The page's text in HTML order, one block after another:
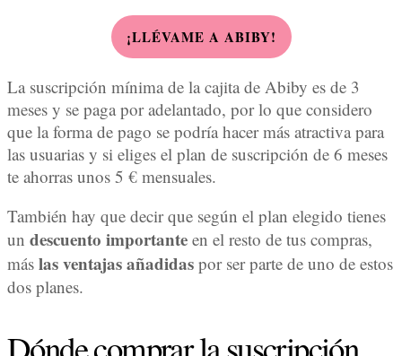
¡LLÉVAME A ABIBY!
La suscripción mínima de la cajita de Abiby es de 3
meses y se paga por adelantado, por lo que considero
que la forma de pago se podría hacer más atractiva para
las usuarias y si eliges el plan de suscripción de 6 meses
te ahorras unos 5 € mensuales.
También hay que decir que según el plan elegido tienes
un descuento importante en el resto de tus compras,
más las ventajas añadidas por ser parte de uno de estos
dos planes.